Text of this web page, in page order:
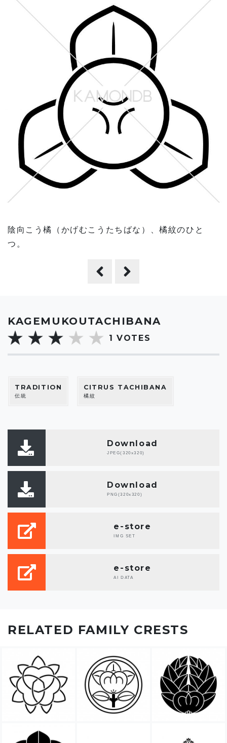
KAGEMUKOUTACHIBANA
1 VOTES
TRADITION
伝統
CITRUS TACHIBANA
橘紋
Download
JPEG(320x320)
Download
PNG(320x320)
e-store
IMG SET
e-store
AI DATA
陰向こう橘（かげむこうたちばな）、橘紋のひと
つ。
RELATED FAMILY CRESTS